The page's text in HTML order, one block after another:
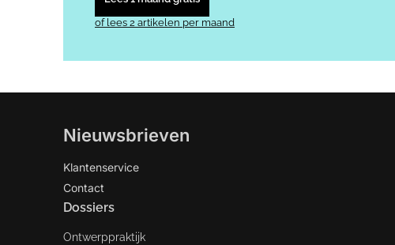
of lees 2 artikelen per maand
Nieuwsbrieven
Klantenservice
Contact
Dossiers
Ontwerppraktijk